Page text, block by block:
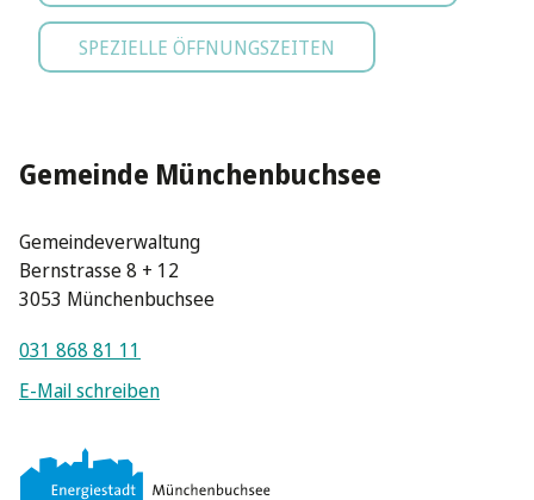
SPEZIELLE ÖFFNUNGSZEITEN
Gemeinde Münchenbuchsee
Gemeindeverwaltung
Bernstrasse 8 + 12
3053 Münchenbuchsee
031 868 81 11
E-Mail schreiben